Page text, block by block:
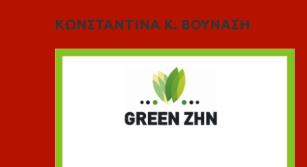
ΚΩΝΣΤΑΝΤΙΝΑ Κ. ΒΟΥΝΑΣΗ